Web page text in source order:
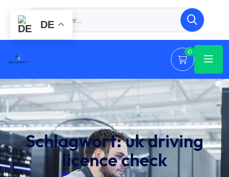
0
Schlagwort:uk driving
licence check
DE